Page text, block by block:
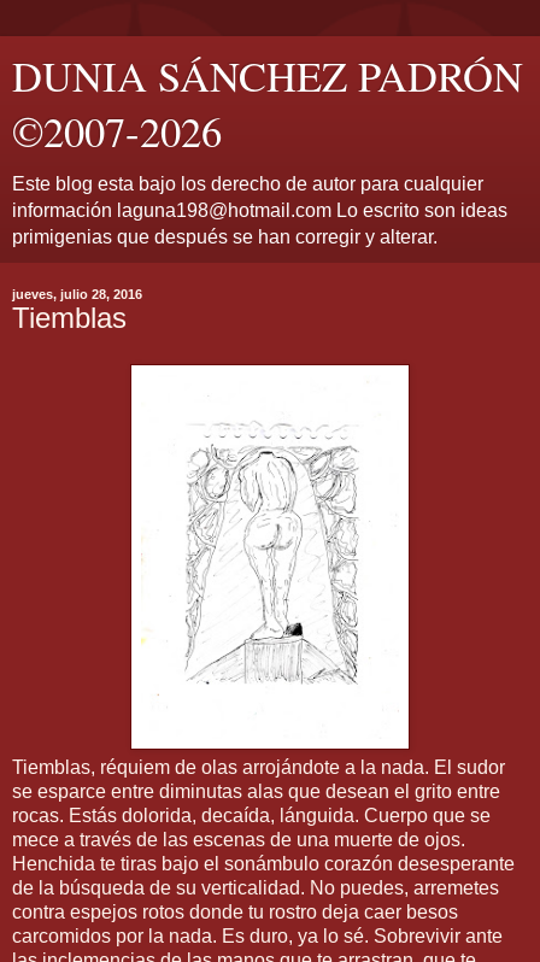
DUNIA SÁNCHEZ PADRÓN
©2007-2026
Este blog esta bajo los derecho de autor para cualquier
información laguna198@hotmail.com Lo escrito son ideas
primigenias que después se han corregir y alterar.
jueves, julio 28, 2016
Tiemblas
Tiemblas, réquiem de olas arrojándote a la nada. El sudor
se esparce entre diminutas alas que desean el grito entre
rocas. Estás dolorida, decaída, lánguida. Cuerpo que se
mece a través de las escenas de una muerte de ojos.
Henchida te tiras bajo el sonámbulo corazón desesperante
de la búsqueda de su verticalidad. No puedes, arremetes
contra espejos rotos donde tu rostro deja caer besos
carcomidos por la nada. Es duro, ya lo sé. Sobrevivir ante